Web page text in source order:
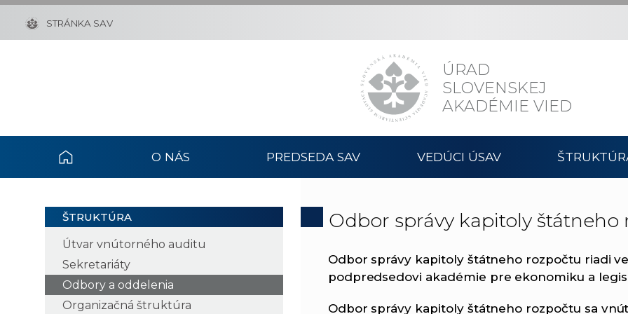
ÚRAD
SLOVENSKEJ
AKADÉMIE VIED
STRÁNKA SAV
O NÁS PREDSEDA SAV VEDÚCI ÚSAV
ŠTRUKTÚRA
Útvar vnútorného auditu
Sekretariáty
Odbory a oddelenia
Organizačná štruktúra
Odbor správy kapitoly štátneho
Odbor správy kapitoly štátneho rozpočtu riadi
podpredsedovi akadémie pre ekonomiku a
Odbor správy kapitoly štátneho rozpočtu sa